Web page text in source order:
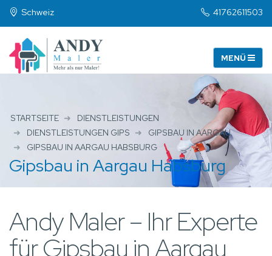
Schweiz 41762611503
STARTSEITE
DIENSTLEISTUNGEN
DIENSTLEISTUNGEN GIPS
GIPSBAU IN AARGAU
GIPSBAU IN AARGAU HABSBURG
Gipsbau in Aargau Habsburg
Andy Maler – Ihr Experte
für Gipsbau in Aargau